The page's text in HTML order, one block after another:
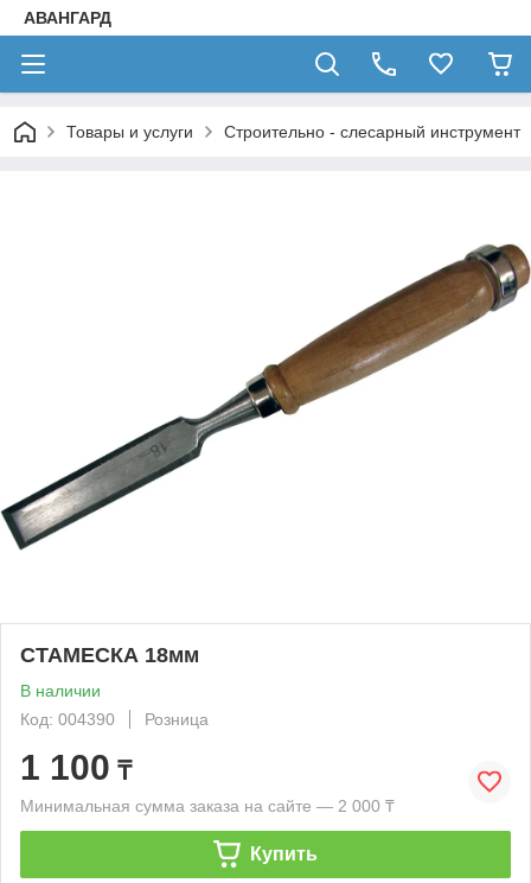
АВАНГАРД
Товары и услуги Строительно - слесарный инструмент
СТАМЕСКА 18мм
В наличии
Код: 004390
Розница
1 100 ₸
Минимальная сумма заказа на сайте — 2 000 ₸
Купить